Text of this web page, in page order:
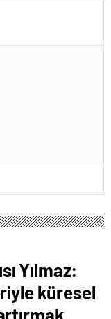
Yılmaz:
küresel